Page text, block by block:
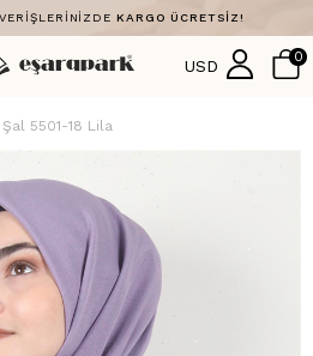
KARGO ÜCRETSİZ!
USD 0
5501-18 Lila